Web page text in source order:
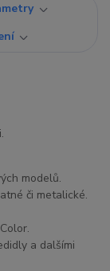
modelů.
či metalické.
a dalšími